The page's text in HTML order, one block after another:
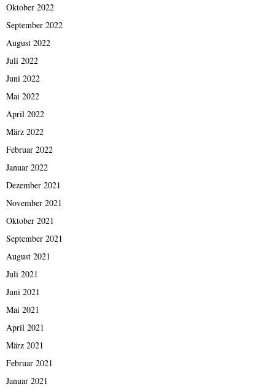
Oktober 2022
September 2022
August 2022
Juli 2022
Juni 2022
Mai 2022
April 2022
März 2022
Februar 2022
Januar 2022
Dezember 2021
November 2021
Oktober 2021
September 2021
August 2021
Juli 2021
Juni 2021
Mai 2021
April 2021
März 2021
Februar 2021
Januar 2021